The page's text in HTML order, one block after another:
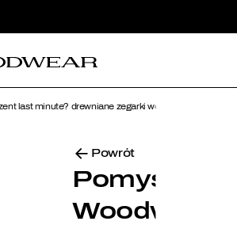
last minute? drewniane zegarki woodwear
Powrót
Pomysł na
Woodwear